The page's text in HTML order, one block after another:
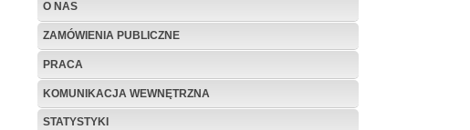
O NAS
ZAMÓWIENIA PUBLICZNE
PRACA
KOMUNIKACJA WEWNĘTRZNA
STATYSTYKI